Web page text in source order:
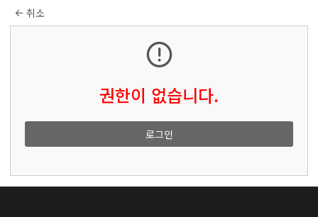
취소
권한이 없습니다.
로그인